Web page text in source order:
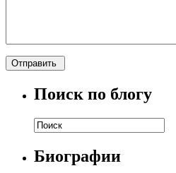
Поиск по блогу
Биографии